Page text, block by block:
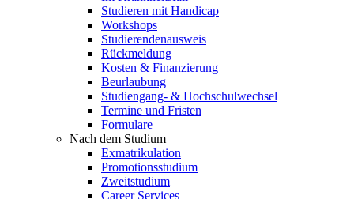
Studieren mit Handicap
Workshops
Studierendenausweis
Rückmeldung
Kosten & Finanzierung
Beurlaubung
Studiengang- & Hochschulwechsel
Termine und Fristen
Formulare
Nach dem Studium
Exmatrikulation
Promotionsstudium
Zweitstudium
Career Services